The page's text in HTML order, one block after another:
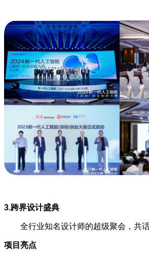
3.跨界设计盛典
全行业知名设计师的超级聚会，共
项目亮点